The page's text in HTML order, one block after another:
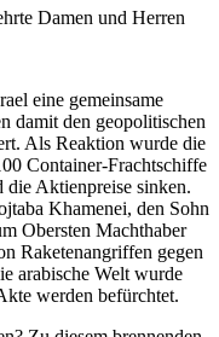
Damen und Herren
eine gemeinsame
damit den geopolitischen
Als Reaktion wurde die
Container-Frachtschiffe
Aktienpreise sinken.
Khamenei, den Sohn
Obersten Machthaber
Raketenangriffen gegen
arabische Welt wurde
werden befürchtet.